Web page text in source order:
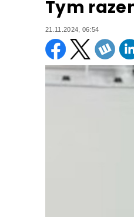
Tym
21.11.2024, 06:54